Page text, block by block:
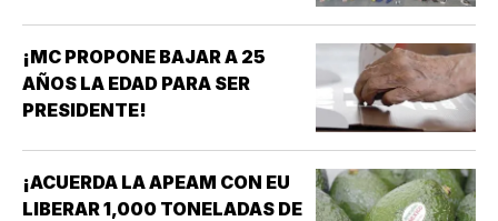
¡MC PROPONE BAJAR A 25
AÑOS LA EDAD PARA SER
PRESIDENTE!
¡ACUERDA LA APEAM CON EU
LIBERAR 1,000 TONELADAS DE